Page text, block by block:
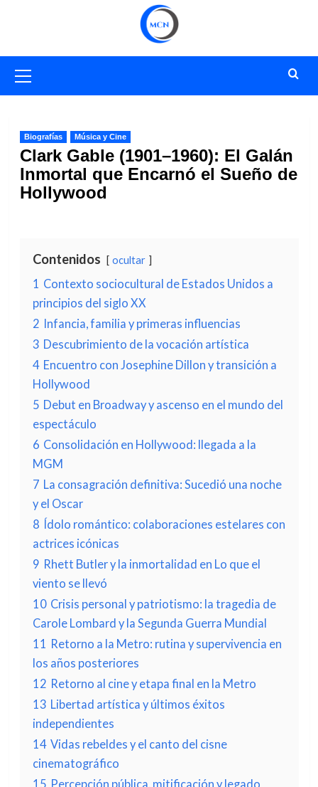
primario
Biografías Música y Cine
Clark Gable (1901–1960): El Galán
Inmortal que Encarnó el Sueño de
Hollywood
Contenidos ocultar
1 Contexto sociocultural de Estados Unidos a
principios del siglo XX
2 Infancia, familia y primeras influencias
3 Descubrimiento de la vocación artística
4 Encuentro con Josephine Dillon y transición a
Hollywood
5 Debut en Broadway y ascenso en el mundo del
espectáculo
6 Consolidación en Hollywood: llegada a la
MGM
7 La consagración definitiva: Sucedió una noche
y el Oscar
8 Ídolo romántico: colaboraciones estelares con
actrices icónicas
9 Rhett Butler y la inmortalidad en Lo que el
viento se llevó
10 Crisis personal y patriotismo: la tragedia de
Carole Lombard y la Segunda Guerra Mundial
11 Retorno a la Metro: rutina y supervivencia en
los años posteriores
12 Retorno al cine y etapa final en la Metro
13 Libertad artística y últimos éxitos
independientes
14 Vidas rebeldes y el canto del cisne
cinematográfico
15 Percepción pública, mitificación y legado